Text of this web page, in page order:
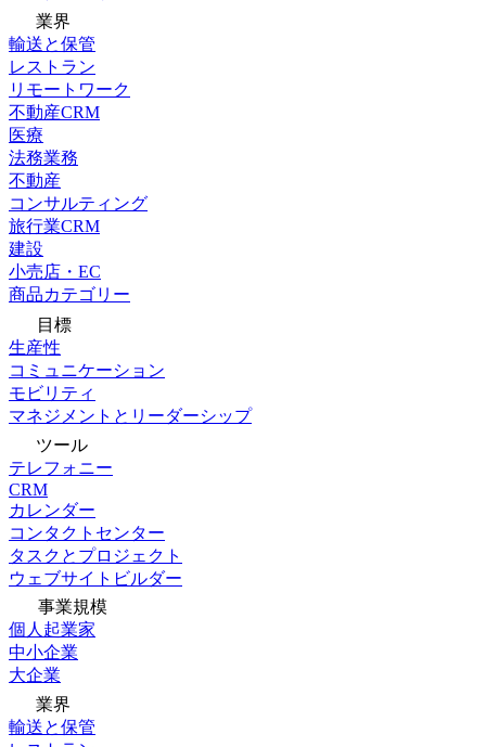
業界
輸送と保管
レストラン
リモートワーク
不動産CRM
医療
法務業務
不動産
コンサルティング
旅行業CRM
建設
小売店・EC
商品カテゴリー
目標
生産性
コミュニケーション
モビリティ
マネジメントとリーダーシップ
ツール
テレフォニー
CRM
カレンダー
コンタクトセンター
タスクとプロジェクト
ウェブサイトビルダー
事業規模
個人起業家
中小企業
大企業
業界
輸送と保管